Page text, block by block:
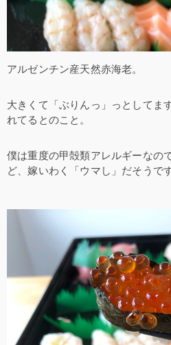
アルゼンチン産天然赤海老。
大きくて「ぶりんっ」っとしてま
れてるとのこと。
僕は重度の甲殻類アレルギーなの
ど、嫁いわく「ウマし」だそうです